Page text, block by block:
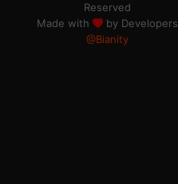
Code of Ethics
Contributor
Reserved
Made with
by Developers
@Bianity